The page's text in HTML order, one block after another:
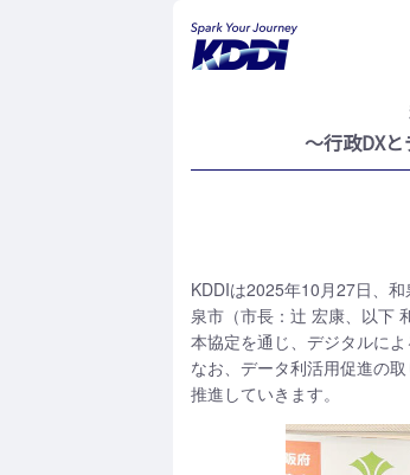
～行政DX
KDDIは2025年10月27日、
泉市（市長：辻 宏康、以下
本協定を通じ、デジタルに
なお、データ利活用促進の
推進していきます。